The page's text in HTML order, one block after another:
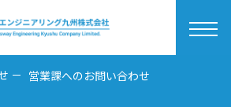
営業課へのお問い合わせ